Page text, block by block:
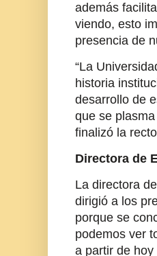
además
viendo, esto
presencia de
“La
historia
desarrollo de
que se
finalizó la
Directora de
La directora
dirigió a los
porque se
podemos ver
a partir de